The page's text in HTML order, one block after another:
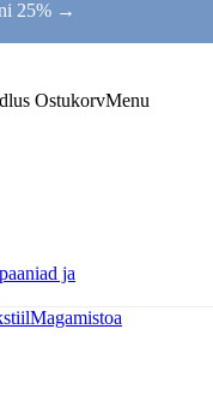
25% →
OstukorvMenu
ja
Magamistoa